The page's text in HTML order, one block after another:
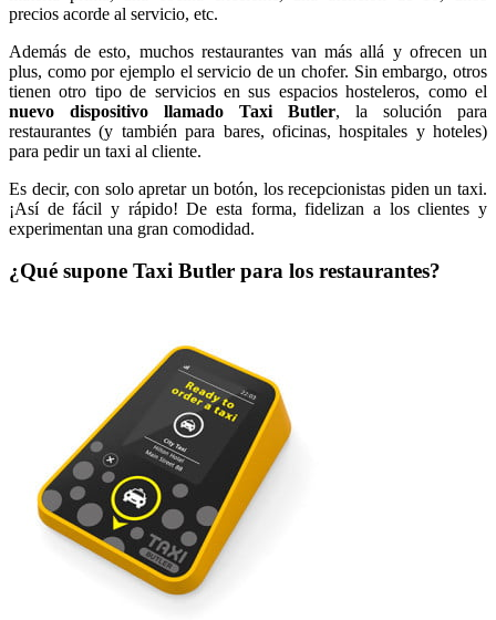
precios acorde al servicio, etc.
Además de esto, muchos restaurantes van más allá y ofrecen un
plus, como por ejemplo el servicio de un chofer. Sin embargo, otros
tienen otro tipo de servicios en sus espacios hosteleros, como el
nuevo dispositivo llamado Taxi Butler, la solución para
restaurantes (y también para bares, oficinas, hospitales y hoteles)
para pedir un taxi al cliente.
Es decir, con solo apretar un botón, los recepcionistas piden un taxi.
¡Así de fácil y rápido! De esta forma, fidelizan a los clientes y
experimentan una gran comodidad.
¿Qué supone Taxi Butler para los restaurantes?